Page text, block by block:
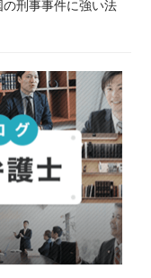
の刑事事件に強い法